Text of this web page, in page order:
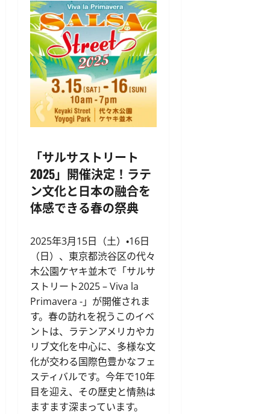
「サルサストリート
2025」開催決定！ラテ
ン文化と日本の融合を
体感できる春の祭典
2025年3月15日（土）・16日
（日）、東京都渋谷区の代々
木公園ケヤキ並木で「サルサ
ストリート2025 – Viva la
Primavera -」が開催されま
す。春の訪れを祝うこのイベ
ントは、ラテンアメリカやカ
リブ文化を中心に、多様な文
化が交わる国際色豊かなフェ
スティバルです。今年で10年
目を迎え、その歴史と情熱は
ますます深まっています。